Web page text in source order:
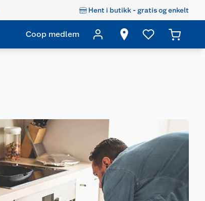
Hent i butikk - gratis og enkelt
Coop medlem